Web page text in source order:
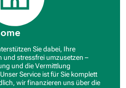
Sie dabei, Ihre
und stressfrei umzusetzen –
und die Vermittlung
Service ist für Sie komplett
wir finanzieren uns über die